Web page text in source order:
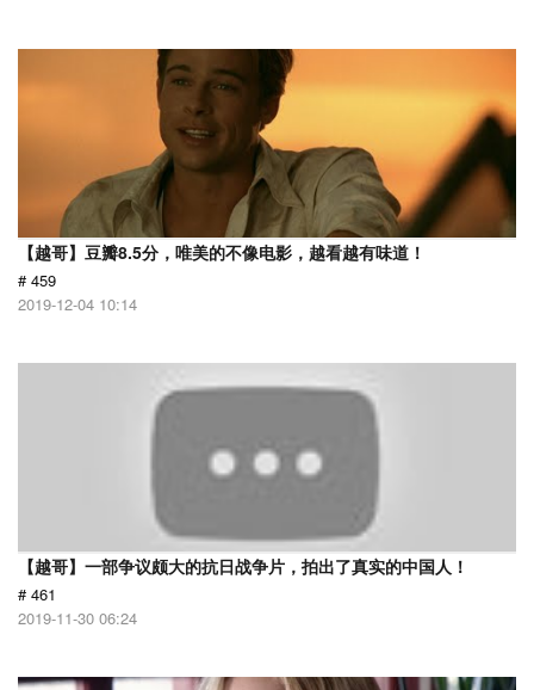
【越哥】豆瓣8.5分，唯美的不像电影，越看越有味道！
# 459
2019-12-04 10:14
【越哥】一部争议颇大的抗日战争片，拍出了真实的中国人！
# 461
2019-11-30 06:24